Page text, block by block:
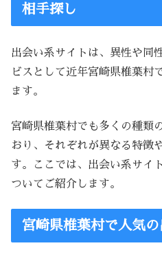
相手探し
出会い系サイトは、異性や同
ビスとして近年宮崎県椎葉村
ます。
宮崎県椎葉村でも多くの種類
おり、それぞれが異なる特徴
す。ここでは、出会い系サイ
ついてご紹介します。
宮崎県椎葉村で人気